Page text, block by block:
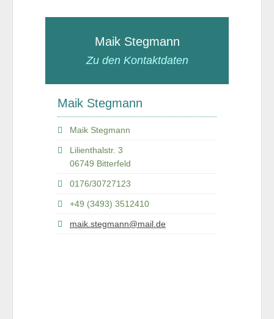
Maik Stegmann
Zu den Kontaktdaten
Maik Stegmann
Maik Stegmann
Lilienthalstr. 3
06749 Bitterfeld
0176/30727123
+49 (3493) 3512410
maik.stegmann@mail.de